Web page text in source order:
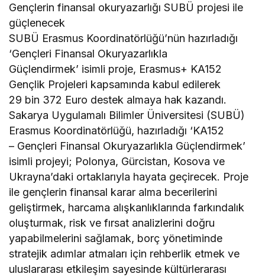
Gençlerin finansal okuryazarlığı SUBÜ projesi ile
güçlenecek
SUBÜ Erasmus Koordinatörlüğü’nün hazırladığı
‘Gençleri Finansal Okuryazarlıkla
Güçlendirmek’ isimli proje, Erasmus+ KA152
Gençlik Projeleri kapsamında kabul edilerek
29 bin 372 Euro destek almaya hak kazandı.
Sakarya Uygulamalı Bilimler Üniversitesi (SUBÜ)
Erasmus Koordinatörlüğü, hazırladığı ‘KA152
– Gençleri Finansal Okuryazarlıkla Güçlendirmek’
isimli projeyi; Polonya, Gürcistan, Kosova ve
Ukrayna’daki ortaklarıyla hayata geçirecek. Proje
ile gençlerin finansal karar alma becerilerini
geliştirmek, harcama alışkanlıklarında farkındalık
oluşturmak, risk ve fırsat analizlerini doğru
yapabilmelerini sağlamak, borç yönetiminde
stratejik adımlar atmaları için rehberlik etmek ve
uluslararası etkileşim sayesinde kültürlerarası